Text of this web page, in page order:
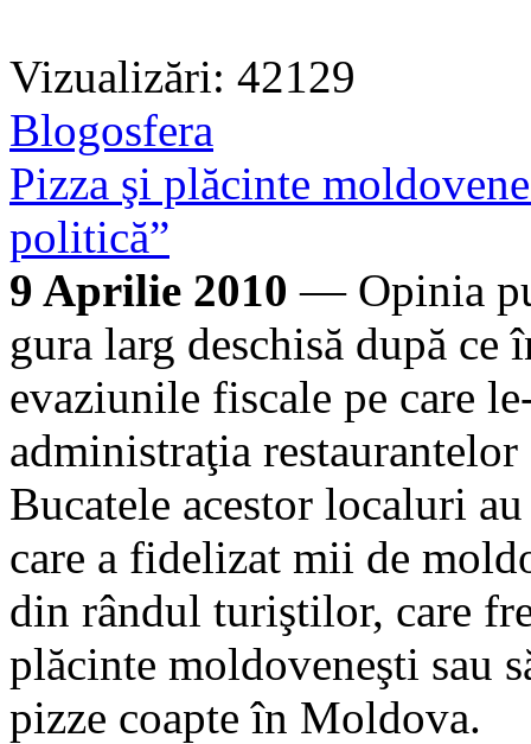
Vizualizări: 42129
Blogosfera
Pizza şi plăcinte
politică”
9 Aprilie 2010 — Opinia
gura larg deschisă după ce
evaziunile fiscale pe care
administraţia
Bucatele acestor localuri
care a fidelizat mii de
din rândul turiştilor, care
plăcinte moldoveneşti sau
pizze coapte în Moldova.